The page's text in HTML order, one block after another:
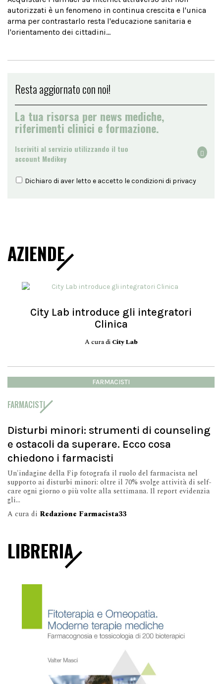
autorizzati è un fenomeno in continua crescita e l'unica
arma per contrastarlo resta l'educazione sanitaria e
l'orientamento dei cittadini...
Resta aggiornato con noi!
La tua risorsa per news mediche,
riferimenti clinici e formazione.
Iscriviti al servizio utilizzando il tuo
account Medikey
Dichiaro di aver letto e accetto le condizioni di privacy
AZIENDE
City Lab introduce gli integratori
Clinica
A cura di City Lab
FARMACISTI
FARMACISTI
Disturbi minori: strumenti di counseling
e ostacoli da superare. Ecco cosa
chiedono i farmacisti
Un'indagine della Fip fotografa il ruolo del farmacista nel
supporto ai disturbi minori: oltre il 70% svolge attività di self-
care ogni giorno o più volte alla settimana. Il report evidenzia
gli...
A cura di Redazione Farmacista33
LIBRERIA